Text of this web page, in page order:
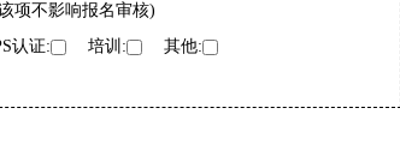
项不影响报名审核)
证: 培训: 其他: